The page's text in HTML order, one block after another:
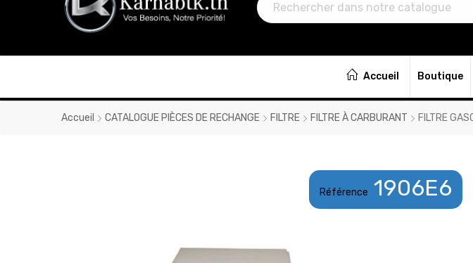
BIENVENUE
LIVRAISON GRATUITE À
Accueil Boutique
Accueil CATALOGUE PIÈCES DE RECHANGE FILTRE FILTRE À CARBURANT FILTRE
Référence 1906E6